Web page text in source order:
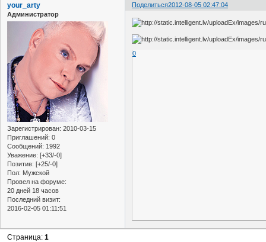
Поделиться2012-08-05 02:47:04
your_arty
Администратор
Зарегистрирован: 2010-03-15
Приглашений: 0
Сообщений: 1992
Уважение: [+33/-0]
Позитив: [+25/-0]
Пол: Мужской
Провел на форуме:
20 дней 18 часов
Последний визит:
2016-02-05 01:11:51
0
Страница:1